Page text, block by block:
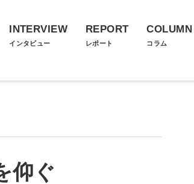
INTERVIEW
インタビュー
REPORT
レポート
COLUMN
コラム
仰ぐ